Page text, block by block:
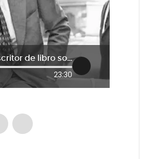
“La gente se identifica con la humanidad de esa familia”: Escritor de libro sobre John F. Kennedy
23:30